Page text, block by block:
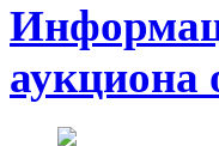
аукциона